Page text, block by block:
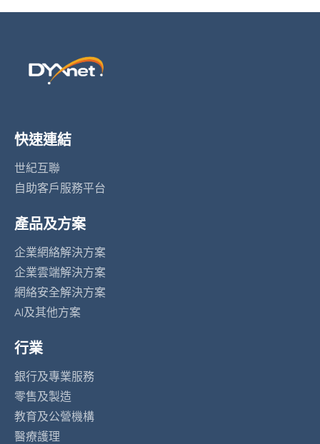
快速連結
世紀互聯
自助客戶服務平台
產品及方案
企業網絡解決方案
企業雲端解決方案
網絡安全解決方案
AI及其他方案
行業
銀行及專業服務
零售及製造
教育及公營機構
醫療護理